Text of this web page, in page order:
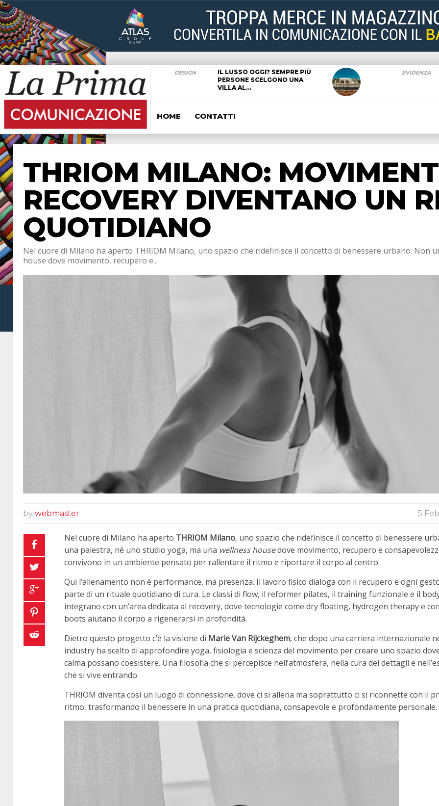
DESIGN
IL LUSSO OGGI? SEMPRE PIÙ
PERSONE SCELGONO UNA
VILLA AL…
EVIDENZA
HOME CONTATTI
THRIOM MILANO:
RECOVERY DIVENTANO UN
QUOTIDIANO
Nel cuore di Milano ha aperto THRIOM Milano, uno spazio che ridefinisce il concetto di benessere urbano. Non
house dove movimento, recupero e...
by webmaster 5
Nel cuore di Milano ha aperto THRIOM Milano, uno spazio che ridefinisce il concetto di benessere
una palestra, né uno studio yoga, ma una wellness housedove movimento, recupero e
convivono in un ambiente pensato per rallentare il ritmo e riportare il corpo al centro.
Qui l’allenamento non è performance, ma presenza. Il lavoro fisico dialoga con il recupero e ogni
parte di un rituale quotidiano di cura. Le classi di flow, il reformer pilates, il training funzionale e il
integrano con un’area dedicata al recovery, dove tecnologie come dry floating, hydrogen therapy e
boots aiutano il corpo a rigenerarsi in profondità.
Dietro questo progetto c’è la visione di Marie Van Rijckeghem, che dopo una carriera internazionale
industry ha scelto di approfondire yoga, fisiologia e scienza del movimento per creare uno spazio
calma possano coesistere. Una filosofia che si percepisce nell’atmosfera, nella cura dei dettagli e
che si vive entrando.
THRIOM diventa così un luogo di connessione, dove ci si allena ma soprattutto ci si riconnette con il
ritmo, trasformando il benessere in una pratica quotidiana, consapevole e profondamente personale.